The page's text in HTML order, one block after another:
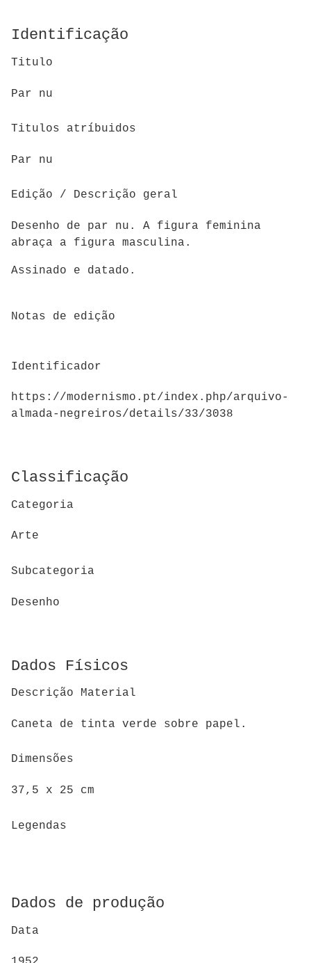
Identificação
Titulo
Par nu
Titulos atríbuidos
Par nu
Edição / Descrição geral
Desenho de par nu. A figura feminina
abraça a figura masculina.
Assinado e datado.
Notas de edição
Identificador
https://modernismo.pt/index.php/arquivo-
almada-negreiros/details/33/3038
Classificação
Categoria
Arte
Subcategoria
Desenho
Dados Físicos
Descrição Material
Caneta de tinta verde sobre papel.
Dimensões
37,5 x 25 cm
Legendas
Dados de produção
Data